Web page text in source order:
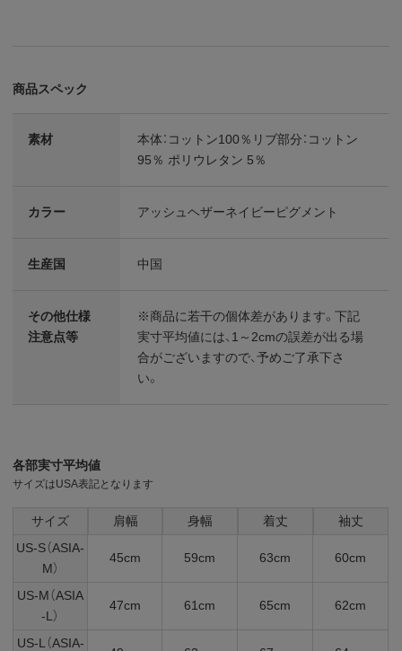
商品スペック
素材
本体：コットン100％リブ部分：コットン
95％ ポリウレタン 5％
カラー アッシュヘザーネイビーピグメント
生産国 中国
その他仕様
注意点等
※商品に若干の個体差があります。下記
実寸平均値には、1～2cmの誤差が出る場
合がございますので、予めご了承下さ
い。
各部実寸平均値
サイズはUSA表記となります
サイズ 肩幅 身幅 着丈
袖丈
US-S（ASIA-
M）
45cm 59cm 63cm 60cm
US-M（ASIA
-L）
47cm 61cm 65cm 62cm
US-L（ASIA-